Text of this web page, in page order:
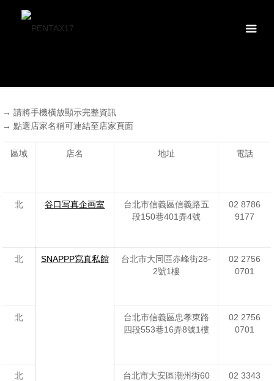
→ 請將手機橫放顯示完整資訊
→ 點選店家名稱可連結至店家頁面
區域 店名 地址 電話
北 谷口写真企画室
台北市信義區信義路五
段150巷401弄4號
02 8786
9177
北 SNAPPP寫真私館
台北市大同區赤峰街28-
2號1樓
02 2756
0701
北
台北市信義區忠孝東路
四段553巷16弄8號1樓
02 2756
0701
北
台北市大安區潮州街60
02 3343